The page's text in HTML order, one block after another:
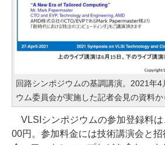
回路シンポジウムの基調講演。2021年
ウム委員会が実施した記者会見の資料か
VLSIシンポジウムの参加登録料は
00円。参加料金には技術講演会と